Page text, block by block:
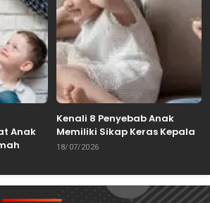
Anak
Kenali 8 Penyebab Anak
Memiliki Sikap Keras Kepala
18/07/2026